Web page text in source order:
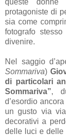
protagoniste di
sia come
fotografo
divenire.
Nel saggio
Sommariva)
di particolari
Sommariva”,
d’esordio
un gusto via
decorativi a
delle luci e delle